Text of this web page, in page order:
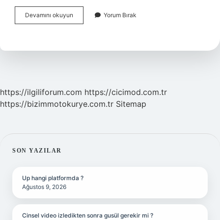
Devamını okuyun Örümcek
Sokması
Yorum Bırak
https://ilgiliforum.com https://cicimod.com.tr
https://bizimmotokurye.com.tr Sitemap
SIDEBAR
SON YAZILAR
Up hangi platformda ?
Ağustos 9, 2026
Cinsel video izledikten sonra gusül gerekir mi ?